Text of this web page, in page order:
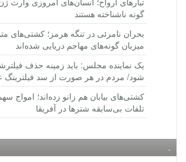
گونه ناشناخته هستند
بحران نامرئی در تنگه هرمز؛ کشتی‌های
میزبان گونه‌های مهاجم دریایی شده‌اند
یک نماینده مجلس: باید زمینه حذف
شود/ مردم در هر صورت از سد فیلترینگ
کشتی‌های بیابان هم زانو زده‌اند؛ امواج
تلفات بی‌سابقه شترها در آفریقا
.